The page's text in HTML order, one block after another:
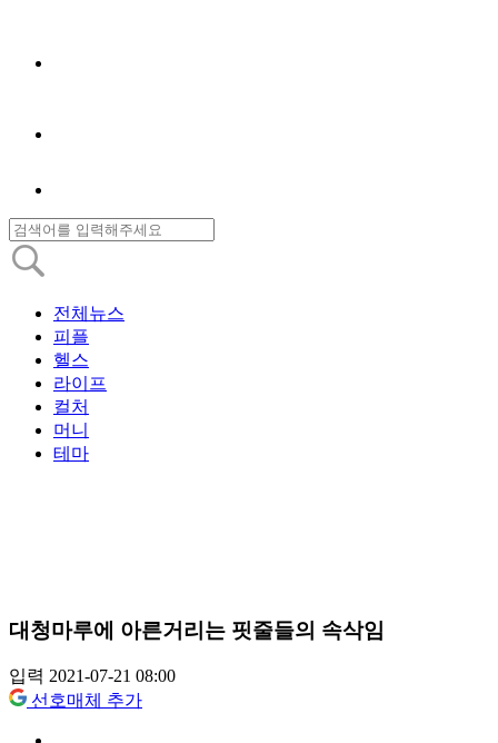
전체뉴스
피플
헬스
라이프
컬처
머니
테마
대청마루에 아른거리는 핏줄들의 속삭임
입력 2021-07-21 08:00
선호매체 추가